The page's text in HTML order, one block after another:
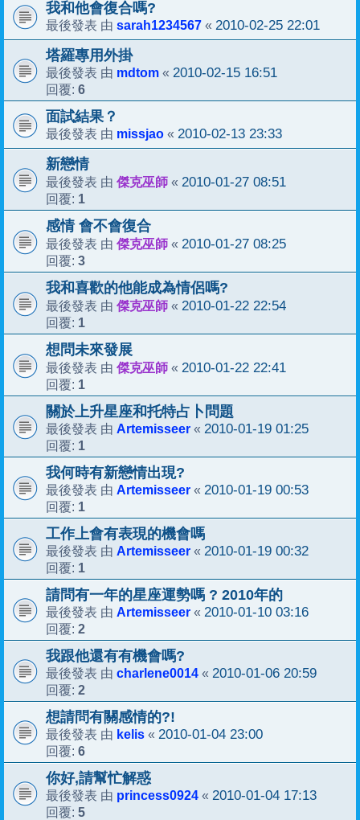
我和他會復合嗎?
最後發表 由 sarah1234567 « 2010-02-25 22:01
塔羅專用外掛
最後發表 由 mdtom « 2010-02-15 16:51
回覆: 6
面試結果？
最後發表 由 missjao « 2010-02-13 23:33
新戀情
最後發表 由 傑克巫師 « 2010-01-27 08:51
回覆: 1
感情 會不會復合
最後發表 由 傑克巫師 « 2010-01-27 08:25
回覆: 3
我和喜歡的他能成為情侶嗎?
最後發表 由 傑克巫師 « 2010-01-22 22:54
回覆: 1
想問未來發展
最後發表 由 傑克巫師 « 2010-01-22 22:41
回覆: 1
關於上升星座和托特占卜問題
最後發表 由 Artemisseer « 2010-01-19 01:25
回覆: 1
我何時有新戀情出現?
最後發表 由 Artemisseer « 2010-01-19 00:53
回覆: 1
工作上會有表現的機會嗎
最後發表 由 Artemisseer « 2010-01-19 00:32
回覆: 1
請問有一年的星座運勢嗎 ? 2010年的
最後發表 由 Artemisseer « 2010-01-10 03:16
回覆: 2
我跟他還有有機會嗎?
最後發表 由 charlene0014 « 2010-01-06 20:59
回覆: 2
想請問有關感情的?!
最後發表 由 kelis « 2010-01-04 23:00
回覆: 6
你好,請幫忙解惑
最後發表 由 princess0924 « 2010-01-04 17:13
回覆: 5